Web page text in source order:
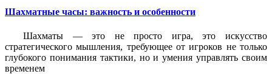
Шахматные часы: важность и особенности
Шахматы — это не просто игра, это искусство
стратегического мышления, требующее от игроков не только
глубокого понимания тактики, но и умения управлять своим
временем